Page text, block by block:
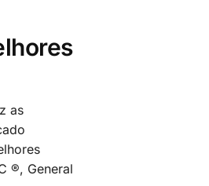
as
®, General